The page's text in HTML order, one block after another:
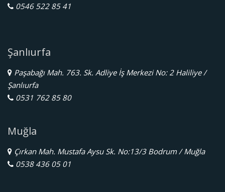
0546 522 85 41
Şanlıurfa
Paşabağı Mah. 763. Sk. Adliye İş Merkezi No: 2 Haliliye /
Şanlıurfa
0531 762 85 80
Muğla
Çırkan Mah. Mustafa Aysu Sk. No:13/3 Bodrum / Muğla
0538 436 05 01